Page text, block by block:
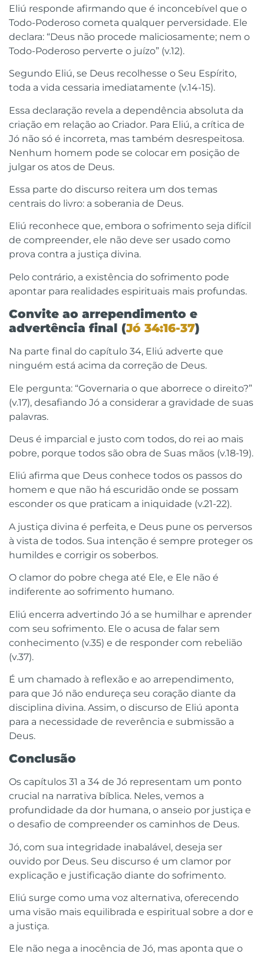
Eliú responde afirmando que é inconcebível que o
Todo-Poderoso cometa qualquer perversidade. Ele
declara: “Deus não procede maliciosamente; nem o
Todo-Poderoso perverte o juízo” (v.12).
Segundo Eliú, se Deus recolhesse o Seu Espírito,
toda a vida cessaria imediatamente (v.14-15).
Essa declaração revela a dependência absoluta da
criação em relação ao Criador. Para Eliú, a crítica de
Jó não só é incorreta, mas também desrespeitosa.
Nenhum homem pode se colocar em posição de
julgar os atos de Deus.
Essa parte do discurso reitera um dos temas
centrais do livro: a soberania de Deus.
Eliú reconhece que, embora o sofrimento seja difícil
de compreender, ele não deve ser usado como
prova contra a justiça divina.
Pelo contrário, a existência do sofrimento pode
apontar para realidades espirituais mais profundas.
Convite ao arrependimento e
advertência final (Jó 34:16-37)
Na parte final do capítulo 34, Eliú adverte que
ninguém está acima da correção de Deus.
Ele pergunta: “Governaria o que aborrece o direito?”
(v.17), desafiando Jó a considerar a gravidade de suas
palavras.
Deus é imparcial e justo com todos, do rei ao mais
pobre, porque todos são obra de Suas mãos (v.18-19).
Eliú afirma que Deus conhece todos os passos do
homem e que não há escuridão onde se possam
esconder os que praticam a iniquidade (v.21-22).
A justiça divina é perfeita, e Deus pune os perversos
à vista de todos. Sua intenção é sempre proteger os
humildes e corrigir os soberbos.
O clamor do pobre chega até Ele, e Ele não é
indiferente ao sofrimento humano.
Eliú encerra advertindo Jó a se humilhar e aprender
com seu sofrimento. Ele o acusa de falar sem
conhecimento (v.35) e de responder com rebelião
(v.37).
É um chamado à reflexão e ao arrependimento,
para que Jó não endureça seu coração diante da
disciplina divina. Assim, o discurso de Eliú aponta
para a necessidade de reverência e submissão a
Deus.
Conclusão
Os capítulos 31 a 34 de Jó representam um ponto
crucial na narrativa bíblica. Neles, vemos a
profundidade da dor humana, o anseio por justiça e
o desafio de compreender os caminhos de Deus.
Jó, com sua integridade inabalável, deseja ser
ouvido por Deus. Seu discurso é um clamor por
explicação e justificação diante do sofrimento.
Eliú surge como uma voz alternativa, oferecendo
uma visão mais equilibrada e espiritual sobre a dor e
a justiça.
Ele não nega a inocência de Jó, mas aponta que o